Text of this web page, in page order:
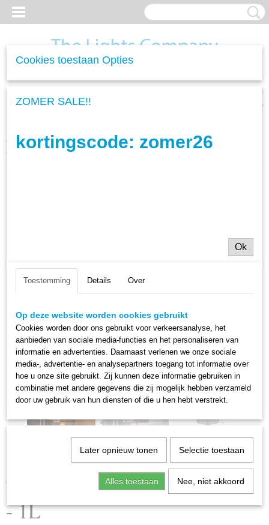
(0)
Home>Woonverlichting>Tafellampen>Tafellamp Rechte Kap
Natural - 1L
Tafellamp Rechte Kap Natural
- 1L
Cookies toestaan Opties
ZOMER SALE!!
kortingscode: zomer26
Ok
Toestemming Details Over
Op deze website worden cookies gebruikt
Cookies worden door ons gebruikt voor verkeersanalyse, het
aanbieden van sociale media-functies en het personaliseren van
informatie en advertenties. Daarnaast verlenen we onze sociale
media-, advertentie- en analysepartners toegang tot informatie over
hoe u onze site gebruikt. Zij kunnen deze informatie gebruiken in
combinatie met andere gegevens die zij mogelijk hebben verzameld
door uw gebruik van hun diensten of die u hen hebt verstrekt.
Later opnieuw tonen Selectie toestaan
Alles toestaan Nee, niet akkoord